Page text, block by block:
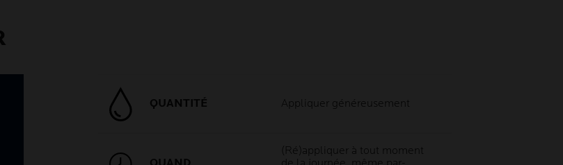
QUANTITÉ Appliquer généreusement
(Ré)appliquer à tout moment